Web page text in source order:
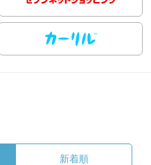
新着順